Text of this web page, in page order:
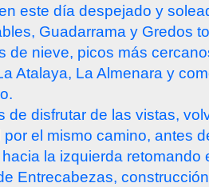
este día despejado y
Guadarrama y Gredos
de nieve, picos más
Atalaya, La Almenara y
de disfrutar de las vistas,
por el mismo camino, antes
la izquierda retomando
Entrecabezas,